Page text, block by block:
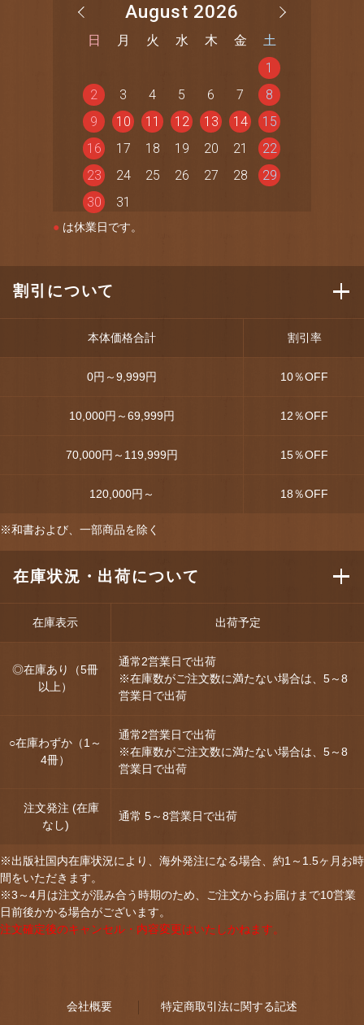
August 2026
日 月 火 水 木 金
土
1
2
3 4 5 6 7
8
9
10 11 12 13 14
15
16
17 18 19 20 21
22
23
24 25 26 27 28
29
30
31
● は休業日です。
割引について
本体価格合計 割引率
0円～9,999円 10％OFF
10,000円～69,999円 12％OFF
70,000円～119,999円 15％OFF
120,000円～ 18％OFF
※和書および、一部商品を除く
在庫状況・出荷について
在庫表示 出荷予定
◎在庫あり（5冊
以上）
通常2営業日で出荷
※在庫数がご注文数に満たない場合は、5～8
営業日で出荷
○在庫わずか（1～
4冊）
通常2営業日で出荷
※在庫数がご注文数に満たない場合は、5～8
営業日で出荷
注文発注 (在庫
なし)
通常 5～8営業日で出荷
※出版社国内在庫状況により、海外発注になる場合、約1～1.5ヶ月お時
間をいただきます。
※3～4月は注文が混み合う時期のため、ご注文からお届けまで10営業
日前後かかる場合がございます。
注文確定後のキャンセル・内容変更はいたしかねます。
会社概要 特定商取引法に関する記述